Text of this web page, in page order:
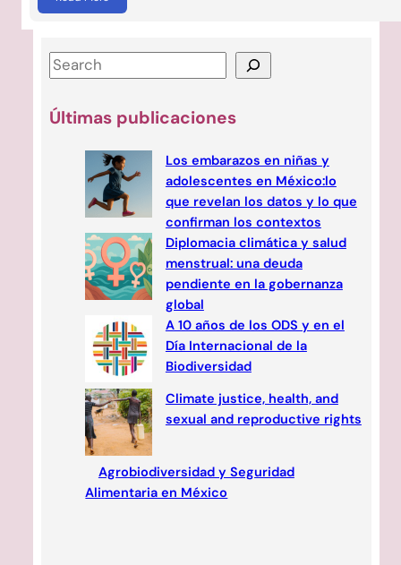
Últimas publicaciones
Los embarazos en niñas y
adolescentes en México:lo
que revelan los datos y lo que
confirman los contextos
Diplomacia climática y salud
menstrual: una deuda
pendiente en la gobernanza
global
A 10 años de los ODS y en el
Día Internacional de la
Biodiversidad
Climate justice, health, and
sexual and reproductive rights
Agrobiodiversidad y Seguridad
Alimentaria en México